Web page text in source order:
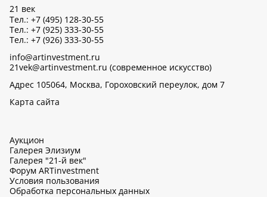
21 век
Тел.: +7 (495) 128-30-55
Тел.: +7 (925) 333-30-55
Тел.: +7 (926) 333-30-55
info@artinvestment.ru
21vek@artinvestment.ru (современное искусство)
Адрес 105064, Москва, Гороховский переулок, дом 7
Карта сайта
Аукцион
Галерея Элизиум
Галерея "21-й век"
Форум ARTinvestment
Условия пользования
Обработка персональных данных